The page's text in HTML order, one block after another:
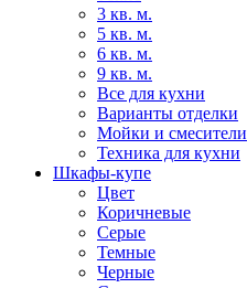
3 кв. м.
5 кв. м.
6 кв. м.
9 кв. м.
Все для кухни
Варианты отделки
Мойки и смесители
Техника для кухни
Шкафы-купе
Цвет
Коричневые
Серые
Темные
Черные